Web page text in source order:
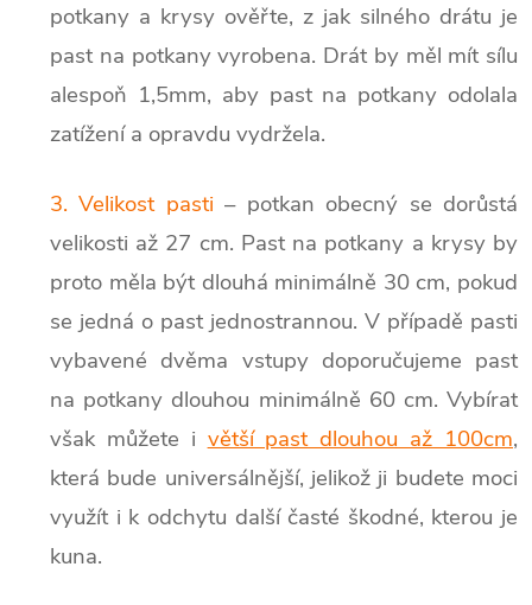
potkany a krysy ověřte, z jak silného drátu je
past na potkany vyrobena. Drát by měl mít sílu
alespoň 1,5mm, aby past na potkany odolala
zatížení a opravdu vydržela.
3. Velikost pasti – potkan obecný se dorůstá
velikosti až 27 cm. Past na potkany a krysy by
proto měla být dlouhá minimálně 30 cm, pokud
se jedná o past jednostrannou. V případě pasti
vybavené dvěma vstupy doporučujeme past
na potkany dlouhou minimálně 60 cm. Vybírat
však můžete i větší past dlouhou až 100cm,
která bude universálnější, jelikož ji budete moci
využít i k odchytu další časté škodné, kterou je
kuna.